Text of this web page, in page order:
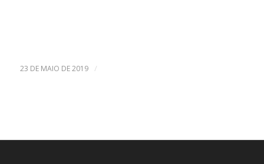
23 DE MAIO DE 2019 /